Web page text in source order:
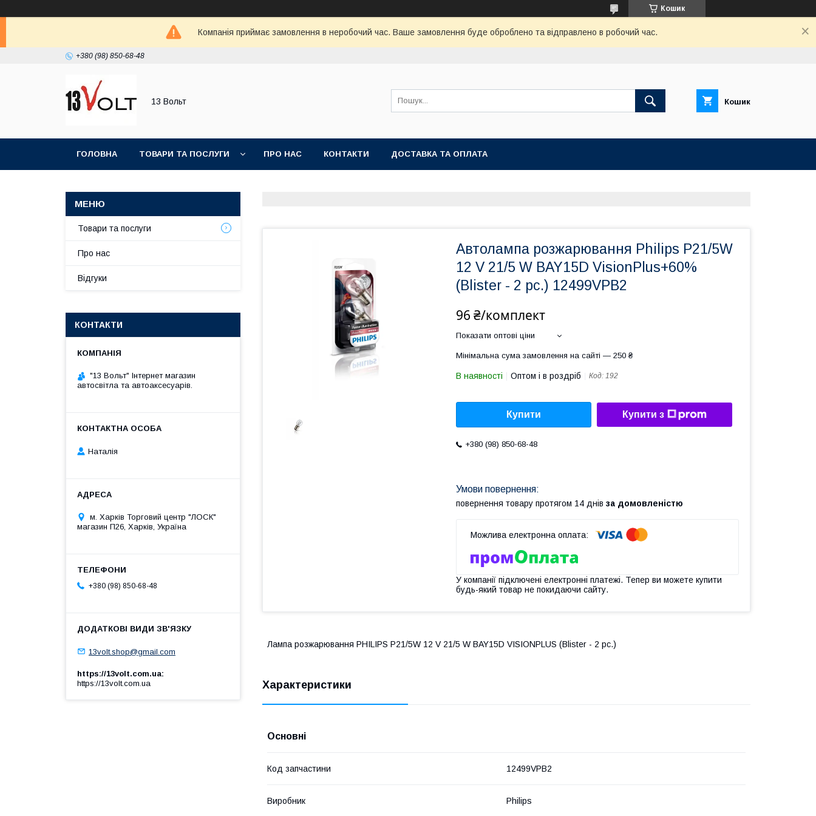
Кошик
Компанія приймає замовлення в неробочий час. Ваше замовлення буде оброблено та відправлено в робочий час.
+380 (98) 850-68-48
13 Вольт Кошик
ГОЛОВНА ТОВАРИ ТА ПОСЛУГИ ПРО НАС КОНТАКТИ ДОСТАВКА ТА ОПЛАТА
Автолампа розжарювання Philips P21/5W
12 V 21/5 W BAY15D VisionPlus+60%
(Blister - 2 pc.) 12499VPB2
96 ₴/комплект
Показати оптові ціни
Мінімальна сума замовлення на сайті — 250 ₴
В наявності Оптом і в роздріб Код: 192
Купити Купити з
+380 (98) 850-68-48
повернення товару протягом 14 днів за домовленістю
У компанії підключені електронні платежі. Тепер ви можете купити
будь-який товар не покидаючи сайту.
Лампа розжарювання PHILIPS P21/5W 12 V 21/5 W BAY15D VISIONPLUS (Blister - 2 pc.)
Характеристики
Основні
Код запчастини 12499VPB2
Виробник Philips
Товари та послуги
Про нас
Відгуки
КОНТАКТИ
"13 Вольт" Інтернет магазин
автосвітла та автоаксесуарів.
Наталія
м. Харків Торговий центр "ЛОСК"
магазин П26, Харків, Україна
+380 (98) 850-68-48
13volt.shop@gmail.com
https://13volt.com.ua
https://13volt.com.ua